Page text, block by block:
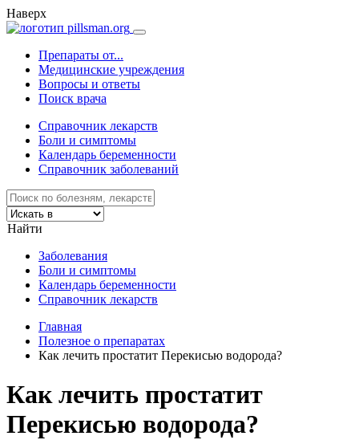
Наверх
Препараты от...
Медицинские учреждения
Вопросы и ответы
Поиск врача
Справочник лекарств
Боли и симптомы
Календарь беременности
Справочник заболеваний
Найти
Заболевания
Боли и симптомы
Календарь беременности
Справочник лекарств
Главная
Полезное о препаратах
Как лечить простатит Перекисью водорода?
Как лечить простатит
Перекисью водорода?